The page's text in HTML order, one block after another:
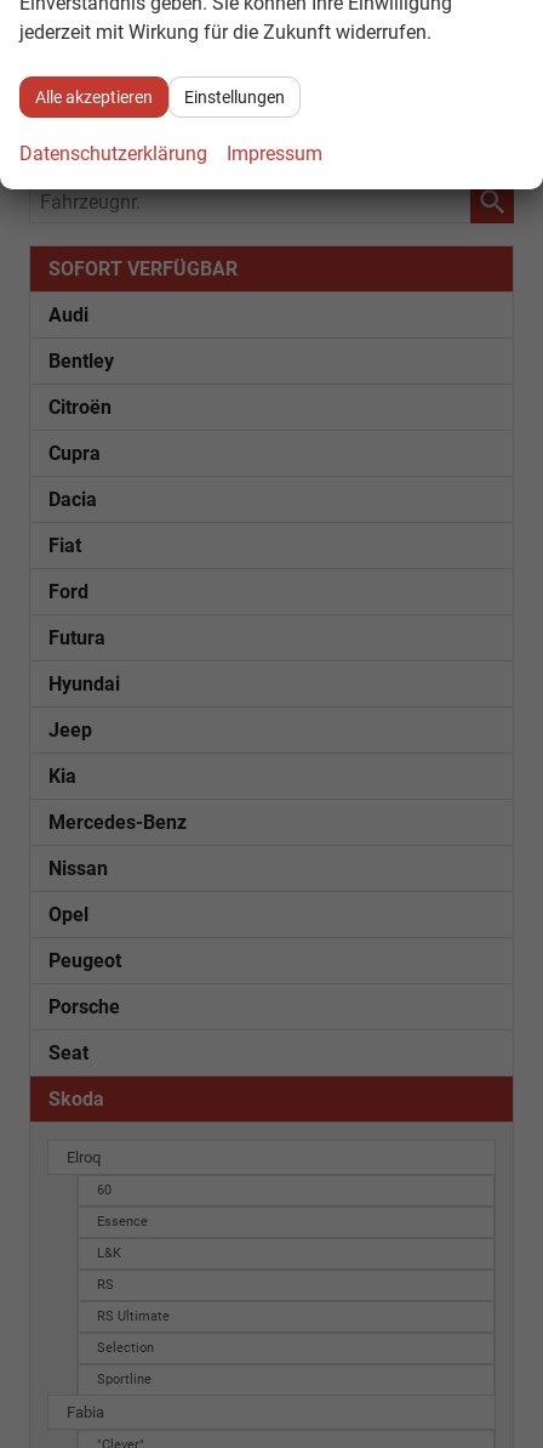
Seiten:
1 ... 9 10 11 12 13
Fahrzeugnr.
SOFORT VERFÜGBAR
Audi
Bentley
Citroën
Cupra
Dacia
Fiat
Ford
Futura
Hyundai
Jeep
Kia
Mercedes-Benz
Nissan
Opel
Peugeot
Porsche
Seat
Skoda
Elroq
60
Essence
L&K
RS
RS Ultimate
Selection
Sportline
Fabia
jederzeit mit Wirkung für die Zukunft widerrufen.
Alle akzeptieren Einstellungen
Datenschutzerklärung Impressum